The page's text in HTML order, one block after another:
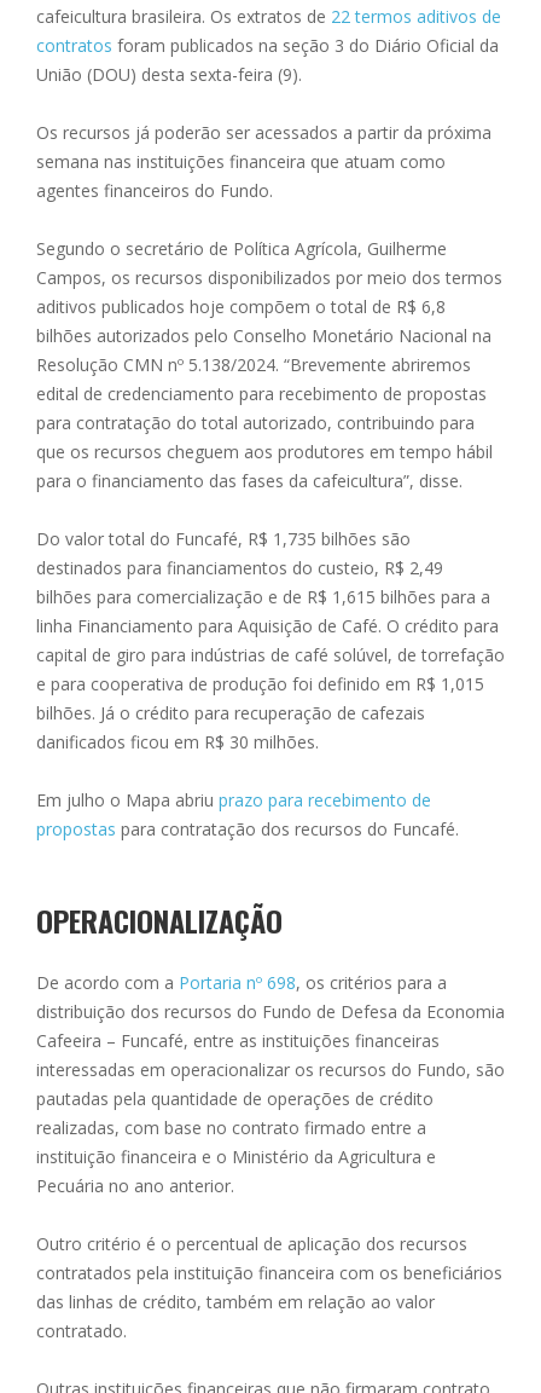
cafeicultura brasileira. Os extratos de 22 termos aditivos de
contratos foram publicados na seção 3 do Diário Oficial da
União (DOU) desta sexta-feira (9).
Os recursos já poderão ser acessados a partir da próxima
semana nas instituições financeira que atuam como
agentes financeiros do Fundo.
Segundo o secretário de Política Agrícola, Guilherme
Campos, os recursos disponibilizados por meio dos termos
aditivos publicados hoje compõem o total de R$ 6,8
bilhões autorizados pelo Conselho Monetário Nacional na
Resolução CMN nº 5.138/2024. “Brevemente abriremos
edital de credenciamento para recebimento de propostas
para contratação do total autorizado, contribuindo para
que os recursos cheguem aos produtores em tempo hábil
para o financiamento das fases da cafeicultura”, disse.
Do valor total do Funcafé, R$ 1,735 bilhões são
destinados para financiamentos do custeio, R$ 2,49
bilhões para comercialização e de R$ 1,615 bilhões para a
linha Financiamento para Aquisição de Café. O crédito para
capital de giro para indústrias de café solúvel, de torrefação
e para cooperativa de produção foi definido em R$ 1,015
bilhões. Já o crédito para recuperação de cafezais
danificados ficou em R$ 30 milhões.
Em julho o Mapa abriu prazo para recebimento de
propostas para contratação dos recursos do Funcafé.
OPERACIONALIZAÇÃO
De acordo com a Portaria nº 698, os critérios para a
distribuição dos recursos do Fundo de Defesa da Economia
Cafeeira – Funcafé, entre as instituições financeiras
interessadas em operacionalizar os recursos do Fundo, são
pautadas pela quantidade de operações de crédito
realizadas, com base no contrato firmado entre a
instituição financeira e o Ministério da Agricultura e
Pecuária no ano anterior.
Outro critério é o percentual de aplicação dos recursos
contratados pela instituição financeira com os beneficiários
das linhas de crédito, também em relação ao valor
contratado.